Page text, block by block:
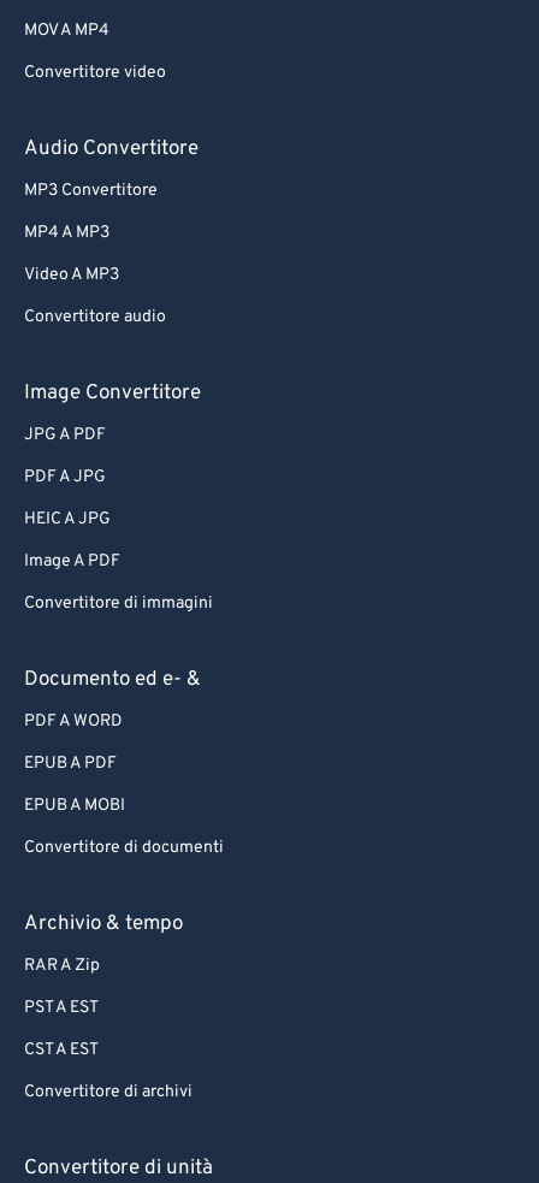
MOV A MP4
Convertitore video
Audio Convertitore
MP3 Convertitore
MP4 A MP3
Video A MP3
Convertitore audio
Image Convertitore
JPG A PDF
PDF A JPG
HEIC A JPG
Image A PDF
Convertitore di immagini
Documento ed e- &
PDF A WORD
EPUB A PDF
EPUB A MOBI
Convertitore di documenti
Archivio & tempo
RAR A Zip
PST A EST
CST A EST
Convertitore di archivi
Convertitore di unità